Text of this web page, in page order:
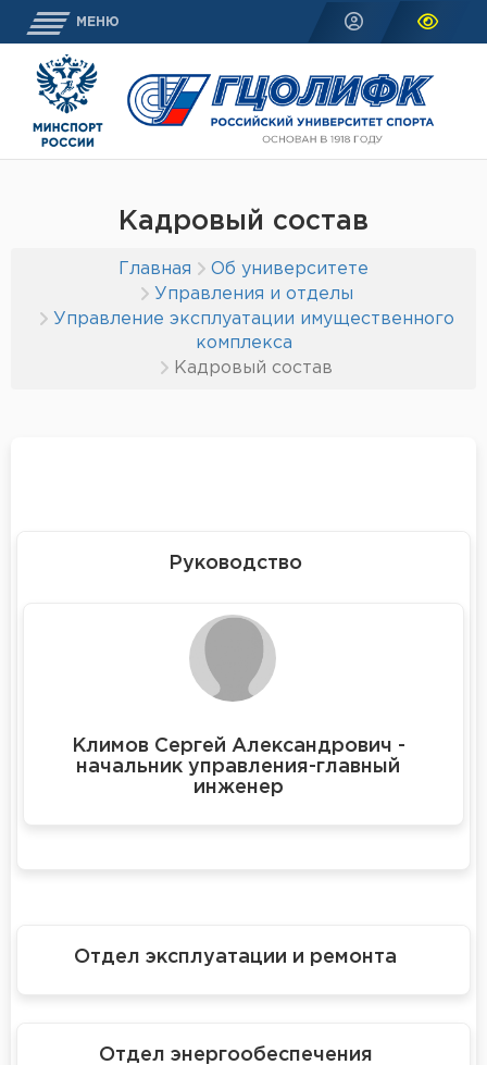
МЕНЮ
Кадровый состав
Главная
Об университете
Управления и отделы
Управление эксплуатации имущественного
комплекса
Кадровый состав
Руководство
Климов Сергей Александрович -
начальник управления-главный
инженер
Отдел эксплуатации и ремонта
Отдел энергообеспечения